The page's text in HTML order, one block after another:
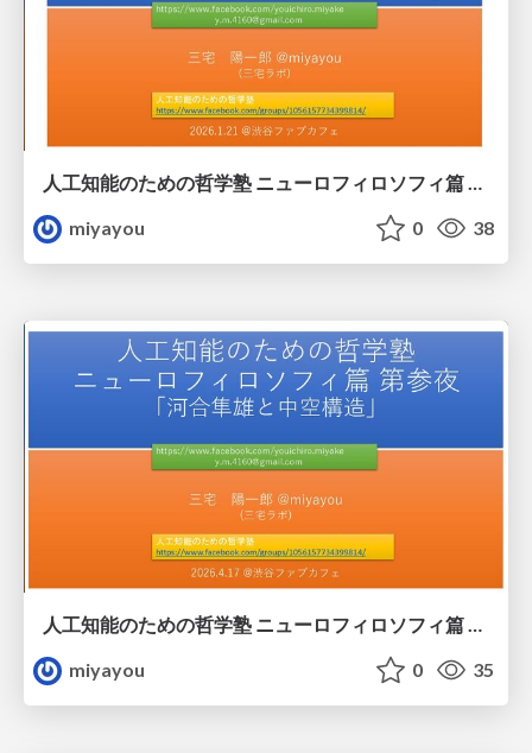
人工知能のための哲学塾 ニューロフィロソフィ篇 第一夜 「無著、世親と唯識のはじまり、ニューラルネットワークのはじまり」
miyayou
0 38
人工知能のための哲学塾 ニューロフィロソフィ篇 第参夜「河合隼雄と中空構造」
miyayou
0 35